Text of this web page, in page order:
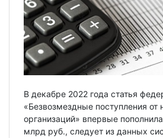
В декабре 2022 года статья
«Безвозмездные поступления от
организаций» впервые
млрд руб., следует из данных